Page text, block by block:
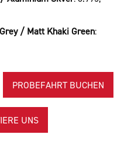
/ Matt Khaki Green:
PROBEFAHRT BUCHEN
UNS